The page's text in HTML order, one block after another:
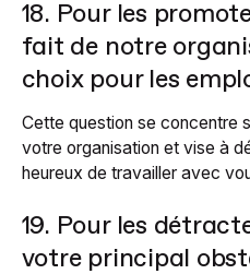
18. Pour les
fait de notre
choix pour les
Cette question se concentre
votre organisation et vise à
heureux de travailler avec
19. Pour les
votre principal